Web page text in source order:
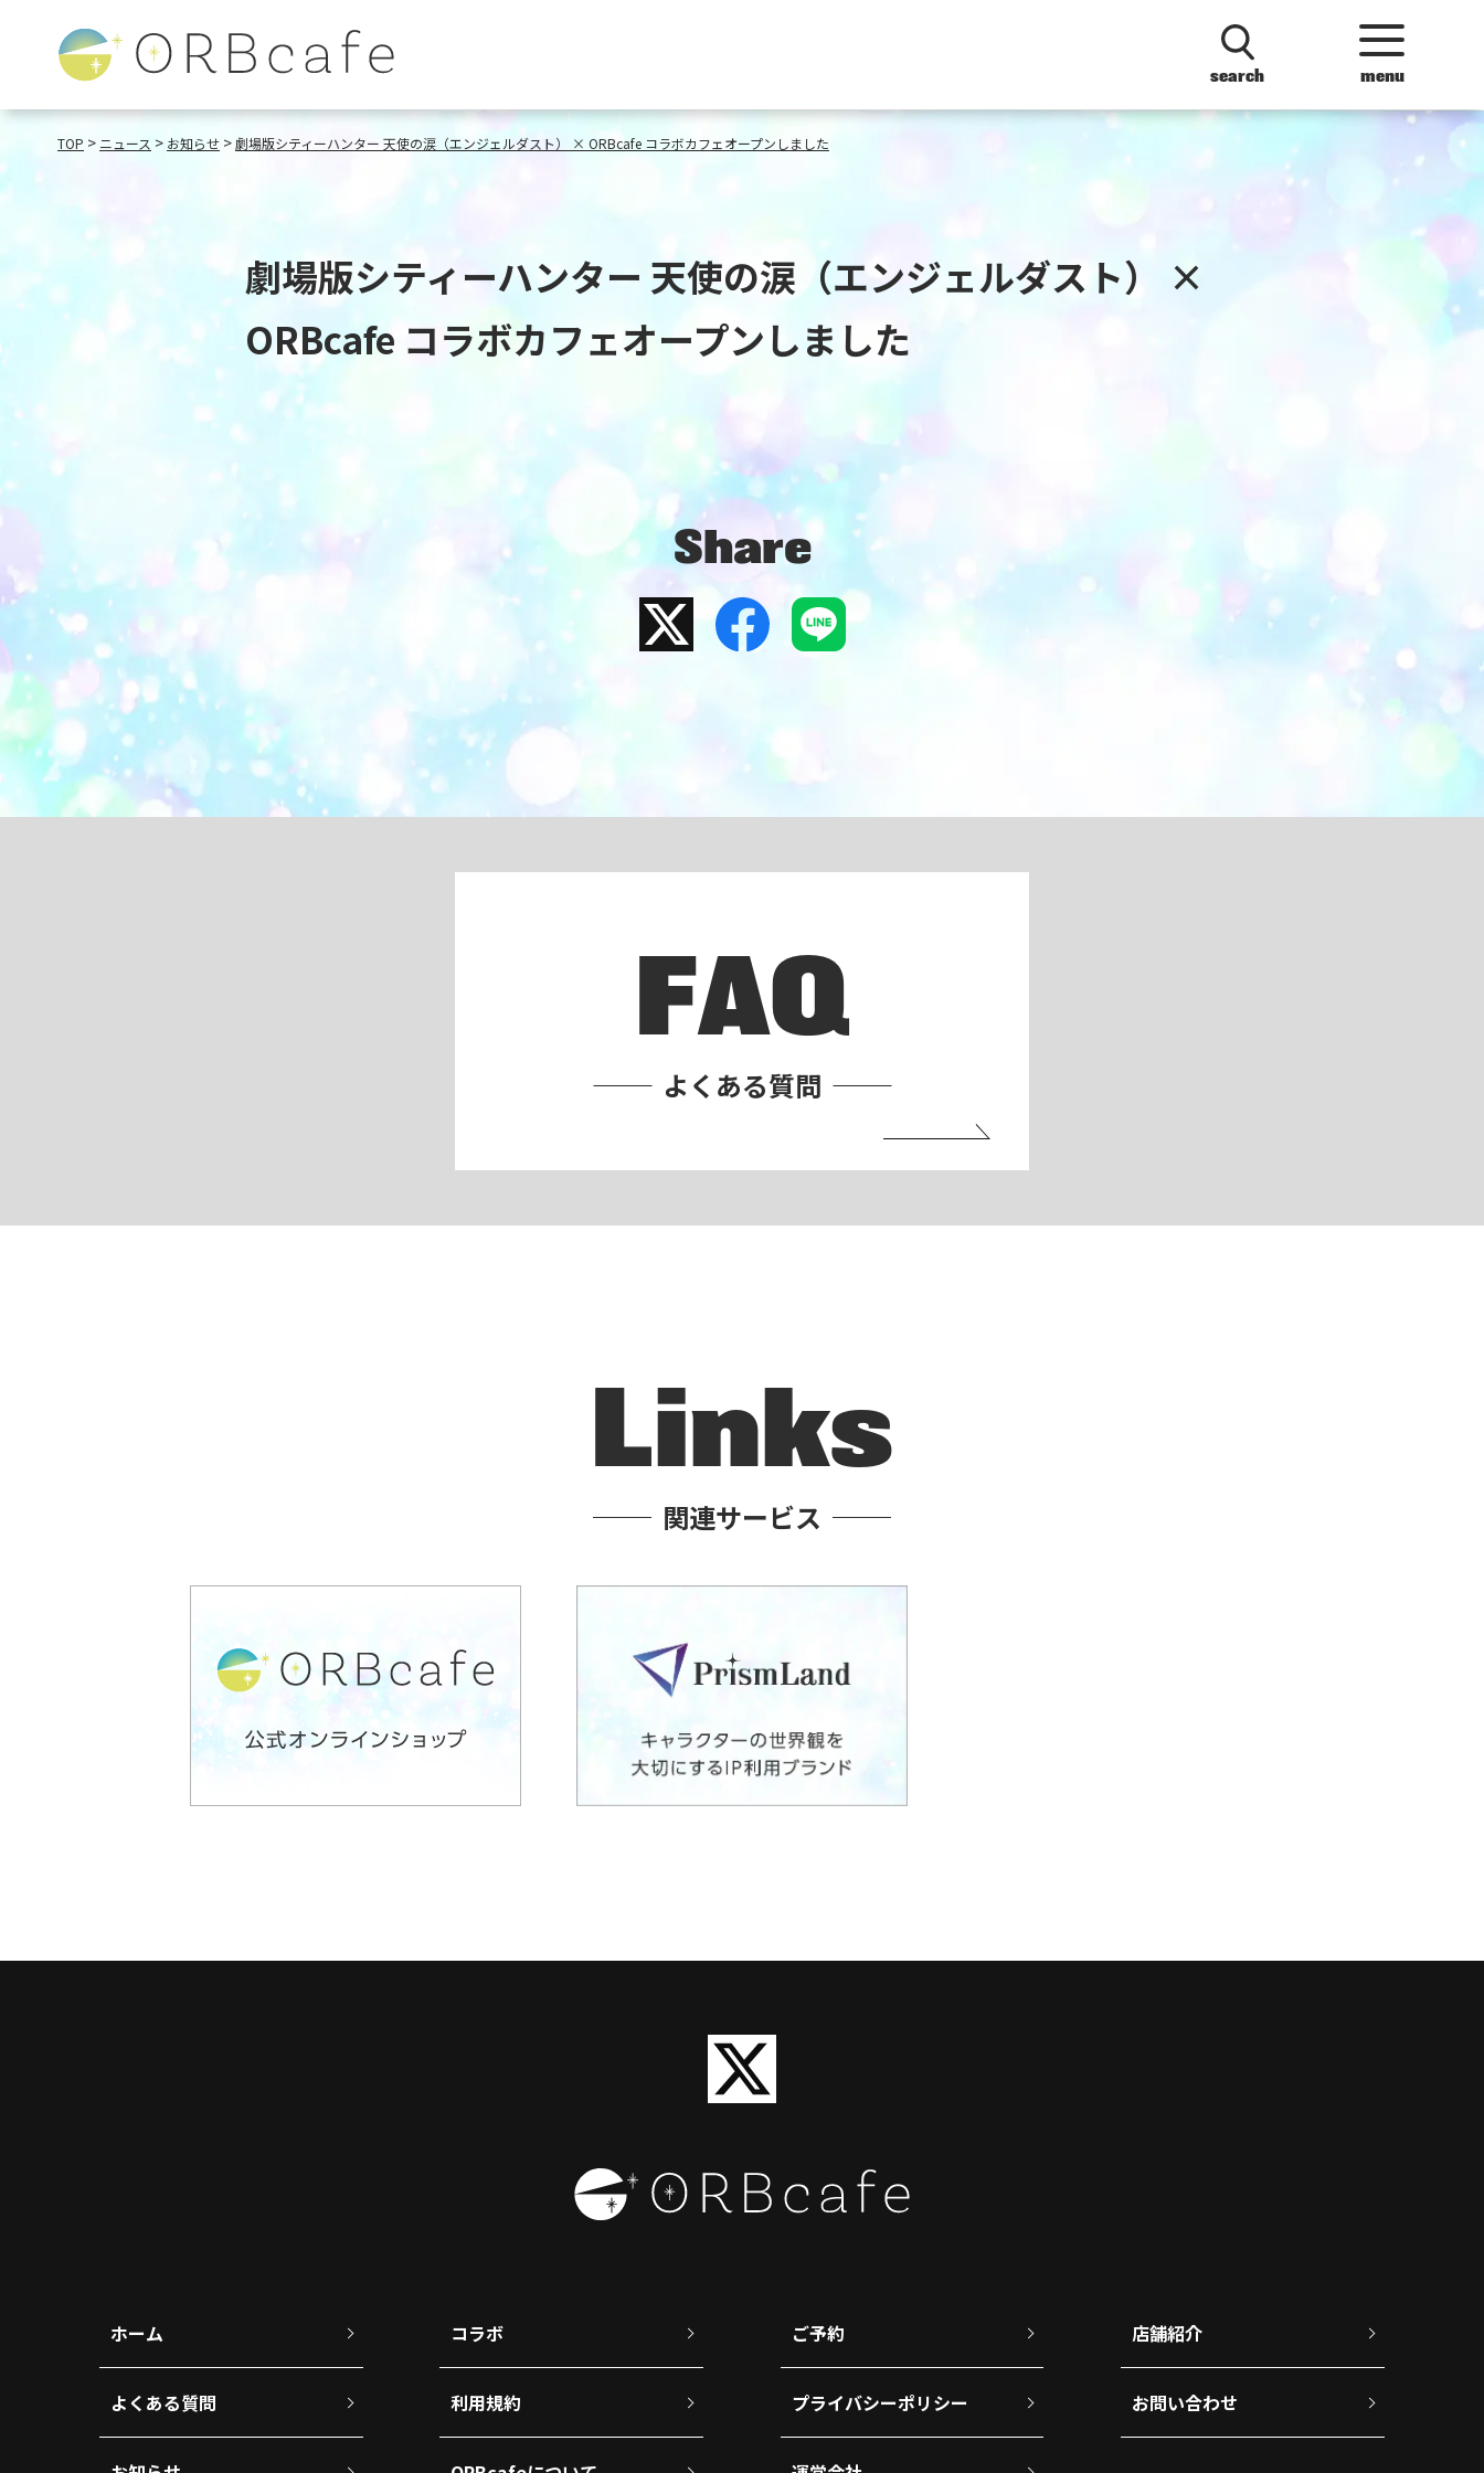
search menu
TOP > ニュース > お知らせ >劇場版シティーハンター 天使の涙（エンジェルダスト） × ORBcafe コラボカフェオープンしました
劇場版シティーハンター 天使の涙（エンジェルダスト） ×
ORBcafe コラボカフェオープンしました
Share
FAQ
よくある質問
Links
関連サービス
ホーム コラボ ご予約 店舗紹介
よくある質問 利用規約 プライバシーポリシー お問い合わせ